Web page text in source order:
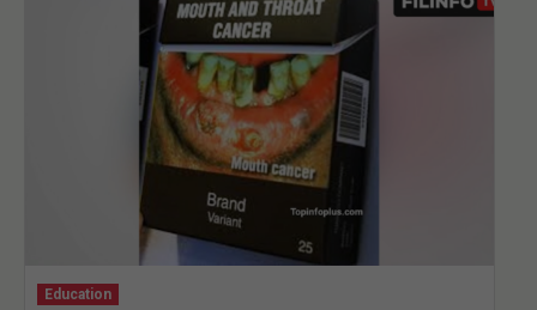
Education